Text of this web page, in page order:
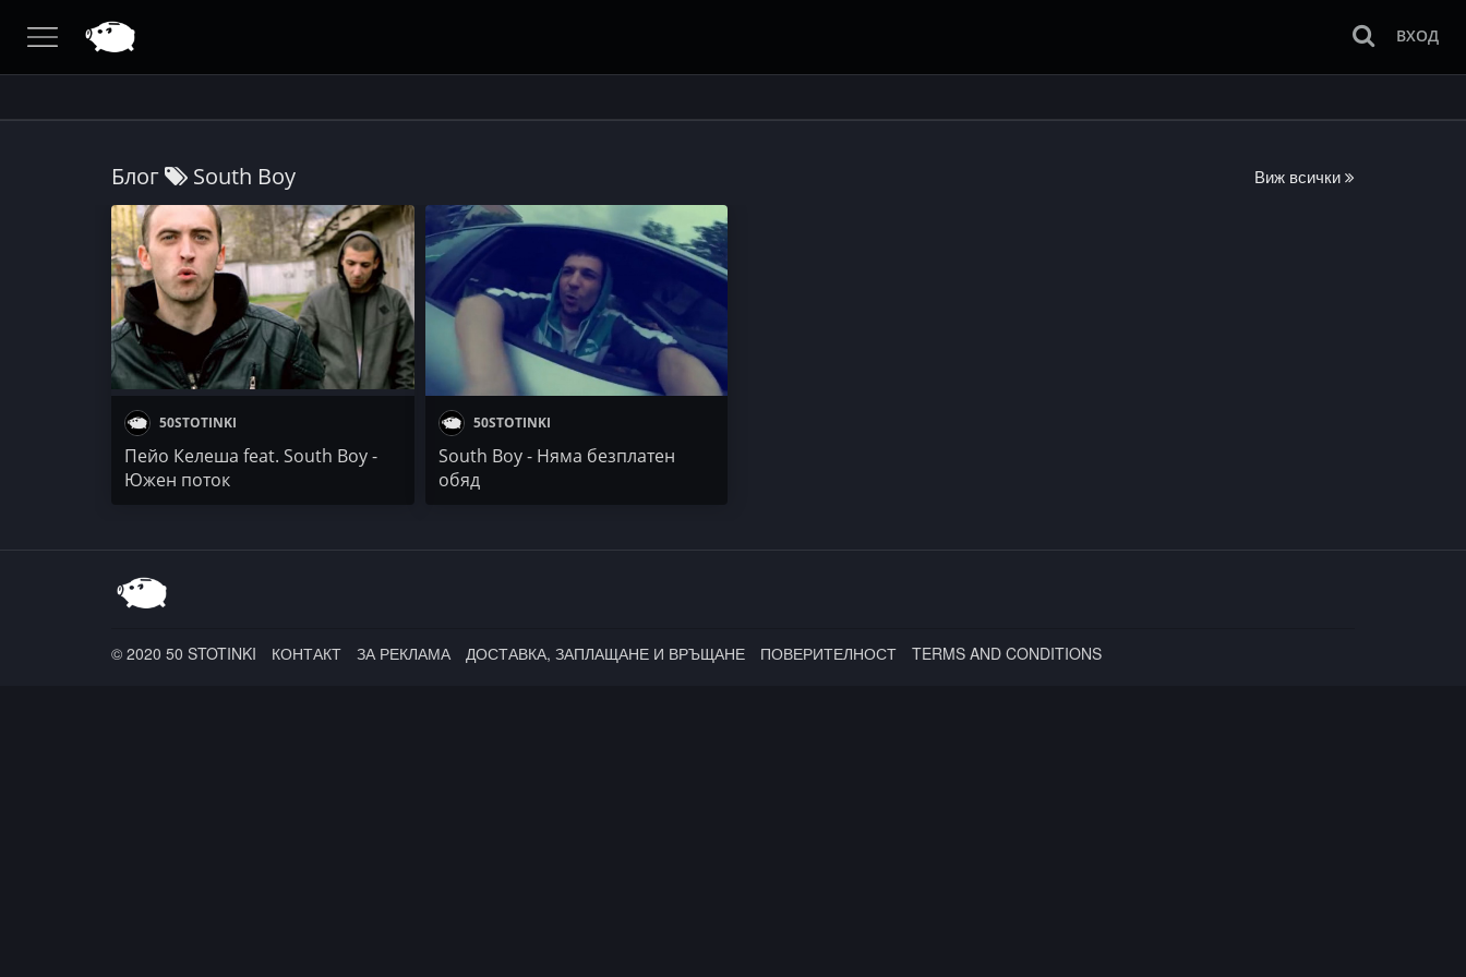
ВХОД
Блог South Boy Виж всички
50STOTINKI
Пейо Келеша feat. South Boy -
Южен поток
50STOTINKI
South Boy - Няма безплатен
обяд
© 2020 50 STOTINKI КОНТАКТ ЗА РЕКЛАМА ДОСТАВКА, ЗАПЛАЩАНЕ И ВРЪЩАНЕ ПОВЕРИТЕЛНОСТ TERMS AND CONDITIONS